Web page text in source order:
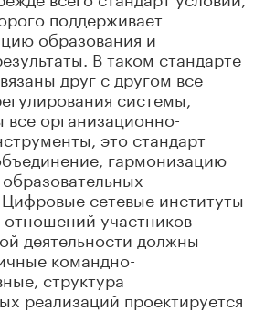
поддерживает
образования и
В таком стандарте
друг с другом все
системы,
все организационно-
это стандарт
гармонизацию
сетевые институты
отношений участников
деятельности должны
командно-
структура
реализаций проектируется